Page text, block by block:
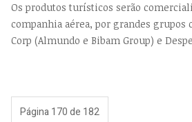
Os produtos turísticos serão
companhia aérea, por grandes grupos
Corp (Almundo e Bibam Group) e
Página 170 de 182